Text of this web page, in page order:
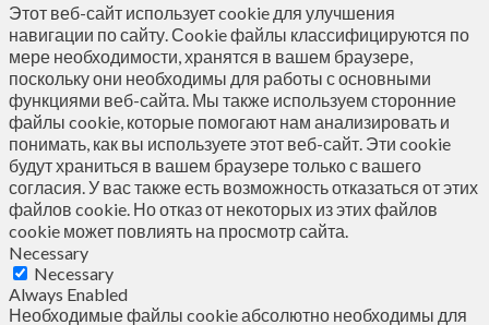
Этот веб-сайт использует cookie для улучшения
навигации по сайту. Сookie файлы классифицируются по
мере необходимости, хранятся в вашем браузере,
поскольку они необходимы для работы с основными
функциями веб-сайта. Мы также используем сторонние
файлы cookie, которые помогают нам анализировать и
понимать, как вы используете этот веб-сайт. Эти cookie
будут храниться в вашем браузере только с вашего
согласия. У вас также есть возможность отказаться от этих
файлов cookie. Но отказ от некоторых из этих файлов
cookie может повлиять на просмотр сайта.
Necessary
Necessary
Always Enabled
Необходимые файлы cookie абсолютно необходимы для